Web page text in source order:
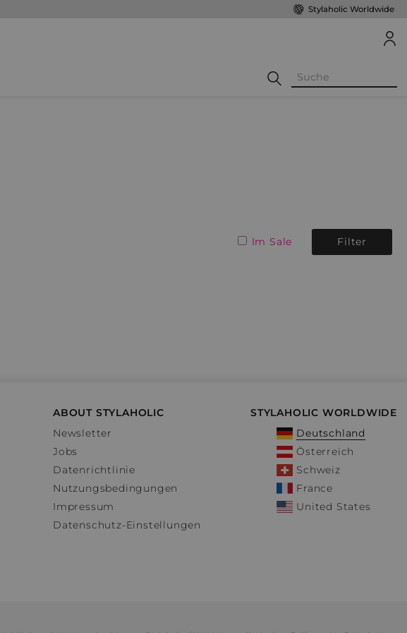
Stylaholic Worldwide
Im Sale Filter
ABOUT STYLAHOLIC
Newsletter
Jobs
Datenrichtlinie
Nutzungsbedingungen
Impressum
Datenschutz-Einstellungen
STYLAHOLIC WORLDWIDE
Deutschland
Österreich
Schweiz
France
United States